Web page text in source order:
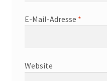
E-Mail-Adresse *
Website